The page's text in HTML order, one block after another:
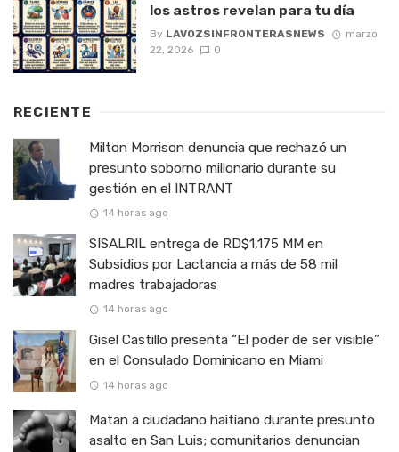
los astros revelan para tu día
By LAVOZSINFRONTERASNEWS
marzo
22, 2026
0
RECIENTE
Milton Morrison denuncia que rechazó un
presunto soborno millonario durante su
gestión en el INTRANT
14 horas ago
SISALRIL entrega de RD$1,175 MM en
Subsidios por Lactancia a más de 58 mil
madres trabajadoras
14 horas ago
Gisel Castillo presenta “El poder de ser visible”
en el Consulado Dominicano en Miami
14 horas ago
Matan a ciudadano haitiano durante presunto
asalto en San Luis; comunitarios denuncian